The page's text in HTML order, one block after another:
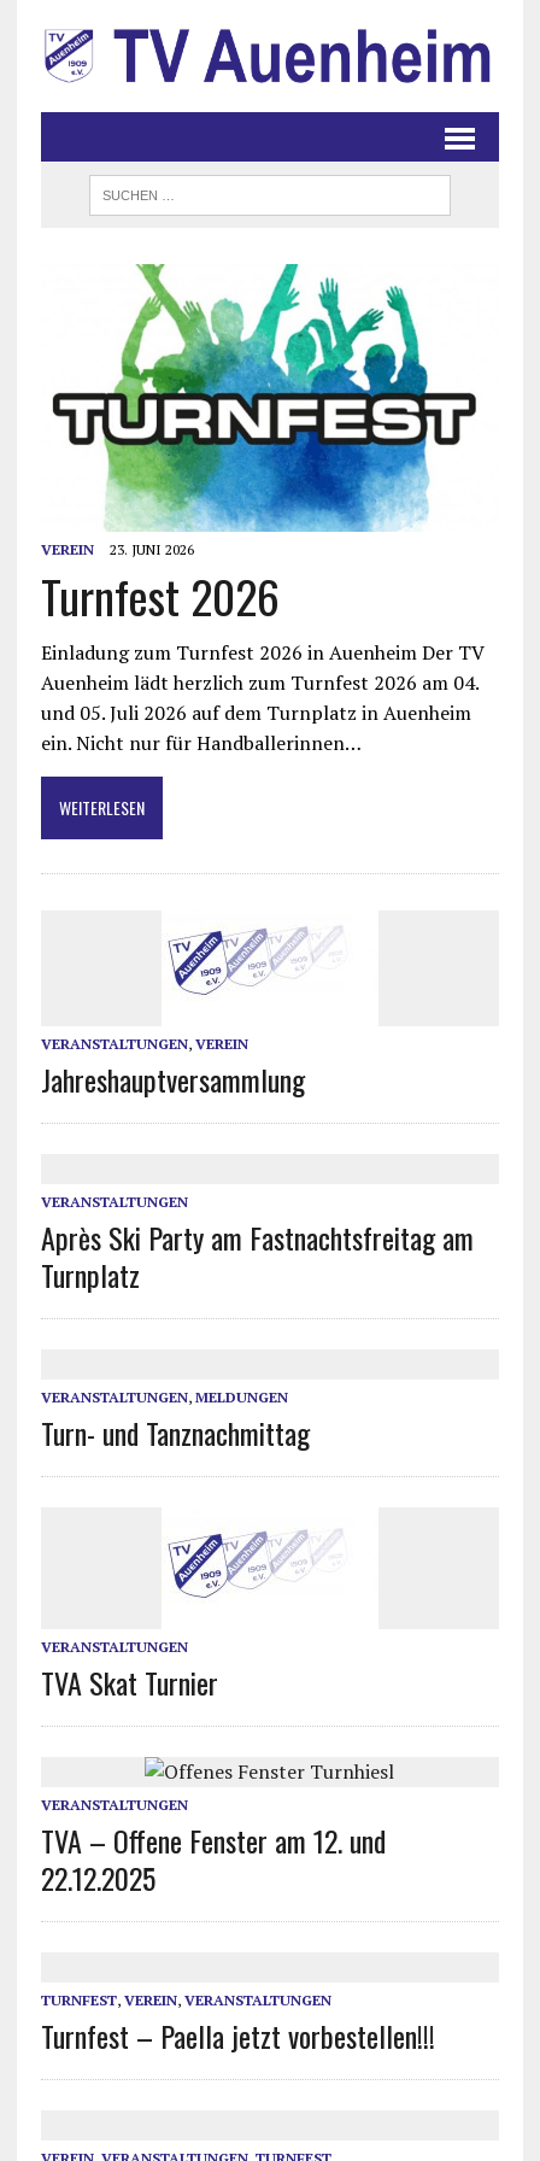
VEREIN 23. JUNI 2026
Turnfest 2026
Einladung zum Turnfest 2026 in Auenheim Der TV
Auenheim lädt herzlich zum Turnfest 2026 am 04.
und 05. Juli 2026 auf dem Turnplatz in Auenheim
ein. Nicht nur für Handballerinnen…
WEITERLESEN
VERANSTALTUNGEN, VEREIN
Jahreshauptversammlung
VERANSTALTUNGEN
Après Ski Party am Fastnachtsfreitag am
Turnplatz
VERANSTALTUNGEN, MELDUNGEN
Turn- und Tanznachmittag
VERANSTALTUNGEN
TVA Skat Turnier
VERANSTALTUNGEN
TVA – Offene Fenster am 12. und
22.12.2025
TURNFEST, VEREIN, VERANSTALTUNGEN
Turnfest – Paella jetzt vorbestellen!!!